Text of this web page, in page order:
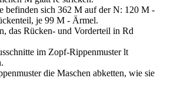
befinden sich 362 M auf der N: 120 M -
je 99 M - Ärmel.
das Rücken- und Vorderteil in Rd
im Zopf-Rippenmuster lt
die Maschen abketten, wie sie